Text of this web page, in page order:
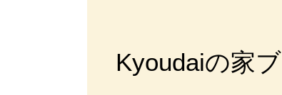
Kyoudaiの家